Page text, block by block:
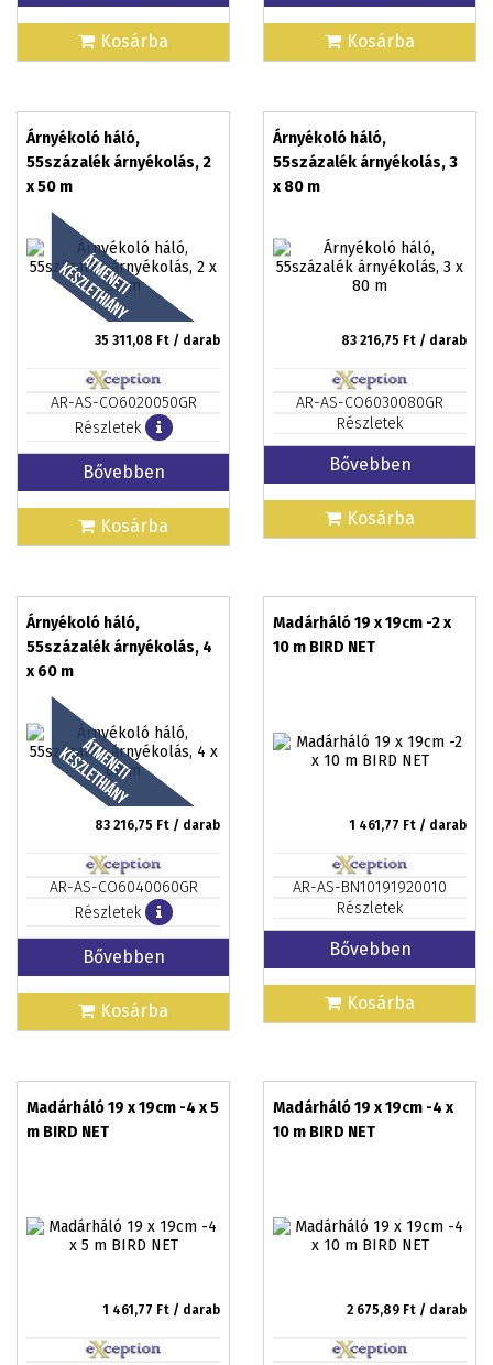
Kosárba Kosárba
Árnyékoló háló,
55százalék árnyékolás, 2
x 50 m
35 311,08 Ft / darab
AR-AS-CO6020050GR
Részletek
Bővebben
Kosárba
Árnyékoló háló,
55százalék árnyékolás, 3
x 80 m
83 216,75 Ft / darab
AR-AS-CO6030080GR
Részletek
Bővebben
Kosárba
Árnyékoló háló,
55százalék árnyékolás, 4
x 60 m
83 216,75 Ft / darab
AR-AS-CO6040060GR
Részletek
Bővebben
Kosárba
Madárháló 19 x 19cm -2 x
10 m BIRD NET
1 461,77 Ft / darab
AR-AS-BN10191920010
Részletek
Bővebben
Kosárba
Madárháló 19 x 19cm -4 x 5
m BIRD NET
1 461,77 Ft / darab
Madárháló 19 x 19cm -4 x
10 m BIRD NET
2 675,89 Ft / darab